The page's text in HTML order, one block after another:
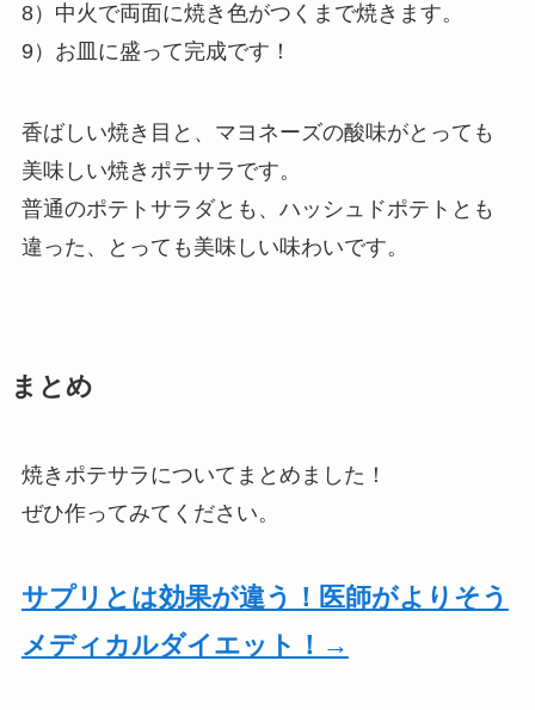
8）中火で両面に焼き色がつくまで焼きます。
9）お皿に盛って完成です！
香ばしい焼き目と、マヨネーズの酸味がとっても
美味しい焼きポテサラです。
普通のポテトサラダとも、ハッシュドポテトとも
違った、とっても美味しい味わいです。
まとめ
焼きポテサラについてまとめました！
ぜひ作ってみてください。
サプリとは効果が違う！医師がよりそう
メディカルダイエット！→